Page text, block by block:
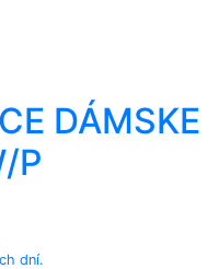
DÁMSKE
P
dní.